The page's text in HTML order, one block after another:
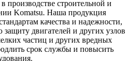
производстве строительной и
Komatsu. Наша продукция
качества и надежности,
двигателей и других узлов
частиц и других вредных
срок службы и повысить